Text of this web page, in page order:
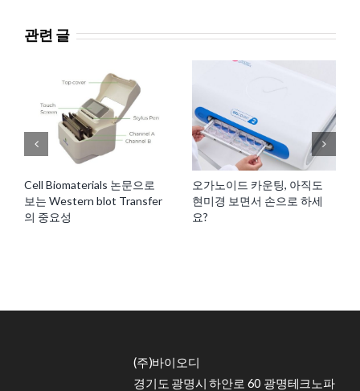
관련 글
Cell Biomaterials 논문으로
보는 Western blot Transfer
의 중요성
오가노이드 카운팅, 아직도
현미경 보면서 손으로 하세
요?
(주)바이오디
경기도 광명시 하안로 60 광명테크노파